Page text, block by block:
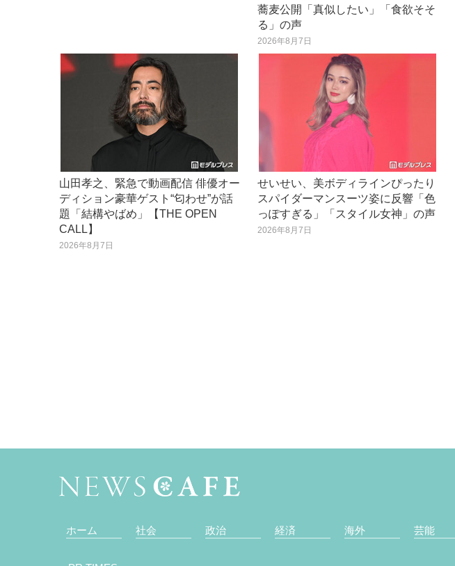
蕎麦公開「真似したい」「食欲そそ
る」の声
2026年8月7日
山田孝之、緊急で動画配信 俳優オー
ディション豪華ゲスト“匂わせ”が話
題「結構やばめ」【THE OPEN
CALL】
2026年8月7日
せいせい、美ボディラインぴったり
スパイダーマンスーツ姿に反響「色
っぽすぎる」「スタイル女神」の声
2026年8月7日
ホーム 社会 政治 経済 海外 芸能